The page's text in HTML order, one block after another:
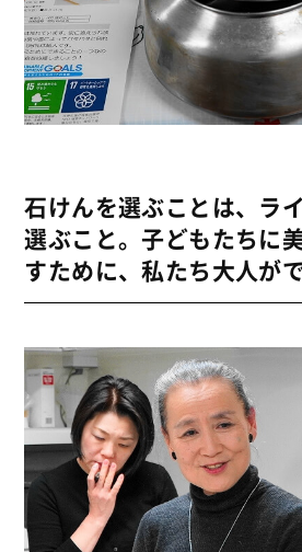
石けんを選ぶことは、ラ
選ぶこと。子どもたちに
すために、私たち大人が